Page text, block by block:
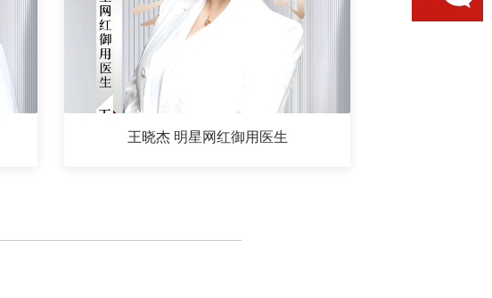
王晓杰 明星网红御用医生